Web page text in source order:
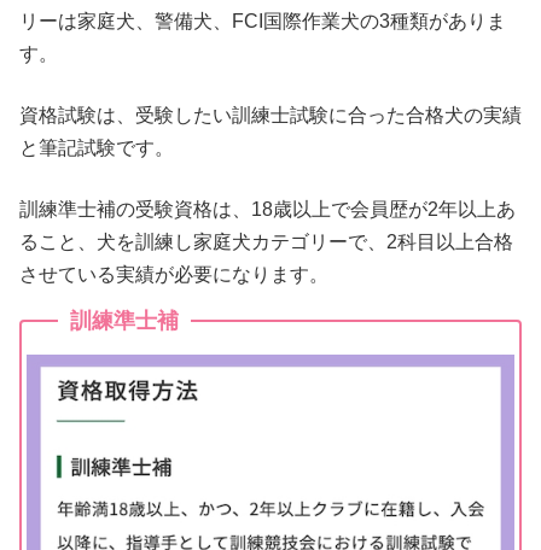
リーは家庭犬、警備犬、FCI国際作業犬の3種類がありま
す。
資格試験は、受験したい訓練士試験に合った合格犬の実績
と筆記試験です。
訓練準士補の受験資格は、18歳以上で会員歴が2年以上あ
ること、犬を訓練し家庭犬カテゴリーで、2科目以上合格
させている実績が必要になります。
訓練準士補